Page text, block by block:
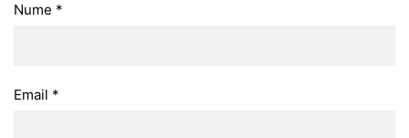
Nume *
Email *